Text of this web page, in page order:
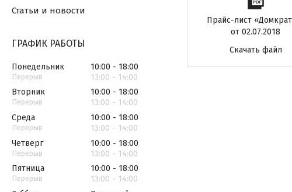
Прайс-лист
02.07.2018
Скачать файл
Статьи и новости
ГРАФИК РАБОТЫ
Понедельник 10:00
18:00
13:00
14:00
Вторник
10:00
18:00
13:00
14:00
Среда
10:00
18:00
13:00
14:00
Четверг
10:00
18:00
13:00
14:00
Пятница
10:00
18:00
13:00
14:00